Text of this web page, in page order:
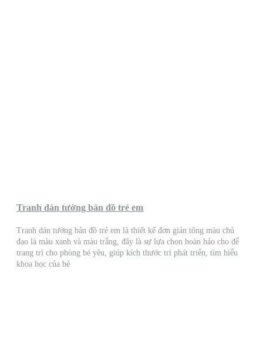
Tranh dán tường bản đồ trẻ em
Tranh dán tường bản đồ trẻ em là thiết kế đơn giản tông màu chủ
đạo là màu xanh và màu trắng, đây là sự lựa chọn hoàn hảo cho để
trang trí cho phòng bé yêu, giúp kích thước trí phát triển, tìm hiểu
khoa học của bé